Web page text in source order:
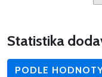
Statistika
PODLE